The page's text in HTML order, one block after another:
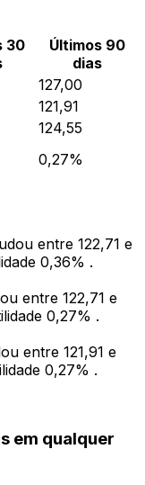
30
Últimos 90
dias
127,00
121,91
124,55
0,27%
entre 122,71 e
0,36% .
entre 122,71 e
0,27% .
entre 121,91 e
0,27% .
em qualquer